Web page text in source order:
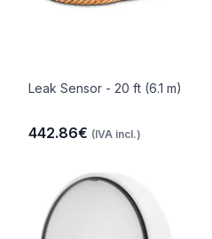
Leak Sensor - 20 ft (6.1 m)
442.86€ (IVA incl.)